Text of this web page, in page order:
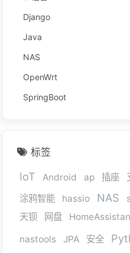
Django
Java
NAS
OpenWrt
SpringBoot
标签
IoT Android ap 插座
涂鸦智能 hassio NAS
天钡
网盘
nastools
JPA 安全